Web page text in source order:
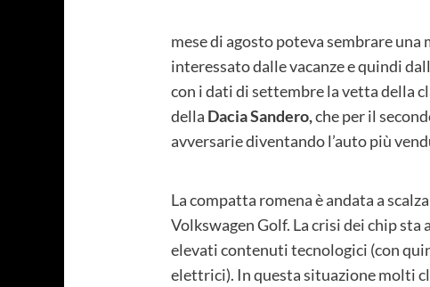
mese di agosto poteva sembrare
interessato dalle vacanze e quindi
con i dati di settembre la vetta della
della Dacia Sandero,che per il
avversarie diventando l’auto più
La compatta romena è andata a
Volkswagen Golf. La crisi dei chip
elevati contenuti tecnologici (con
elettrici). In questa situazione molti